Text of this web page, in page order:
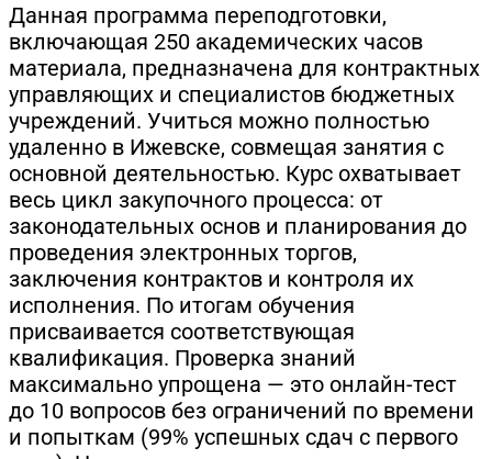
Данная программа переподготовки,
включающая 250 академических часов
материала, предназначена для контрактных
управляющих и специалистов бюджетных
учреждений. Учиться можно полностью
удаленно в Ижевске, совмещая занятия с
основной деятельностью. Курс охватывает
весь цикл закупочного процесса: от
законодательных основ и планирования до
проведения электронных торгов,
заключения контрактов и контроля их
исполнения. По итогам обучения
присваивается соответствующая
квалификация. Проверка знаний
максимально упрощена — это онлайн-тест
до 10 вопросов без ограничений по времени
и попыткам (99% успешных сдач с первого